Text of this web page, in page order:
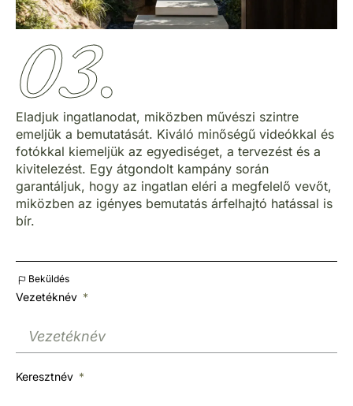
03.
Eladjuk ingatlanodat, miközben művészi szintre
emeljük a bemutatását. Kiváló minőségű videókkal és
fotókkal kiemeljük az egyediséget, a tervezést és a
kivitelezést. Egy átgondolt kampány során
garantáljuk, hogy az ingatlan eléri a megfelelő vevőt,
miközben az igényes bemutatás árfelhajtó hatással is
bír.
Beküldés
Vezetéknév
Keresztnév